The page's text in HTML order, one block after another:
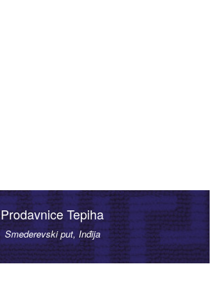
Prodavnice Tepiha
Smederevski put, Inđija